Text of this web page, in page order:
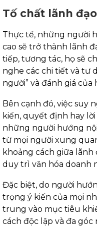
Tố chất lãnh đạo
Thực tế, những người
cao sẽ trở thành lãnh
tiếp, tương tác, họ sẽ
nghe các chi tiết và tư
người” và đánh giá
Bên cạnh đó, việc suy
kiến, quyết định hay
những người hướng
từ mọi người xung
khoảng cách giữa
duy trì văn hóa doanh
Đặc biệt, do người
trọng ý kiến của mọi
trung vào mục tiêu
cách độc lập và đa